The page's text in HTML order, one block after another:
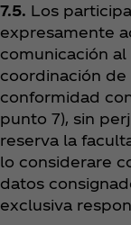
7.5. Los
expresamente
comunicación
coordinación de
conformidad
punto 7), sin
reserva la
lo considerare
datos
exclusiva